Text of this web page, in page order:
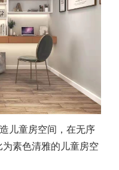
儿童房空间，在无序
素色清雅的儿童房空